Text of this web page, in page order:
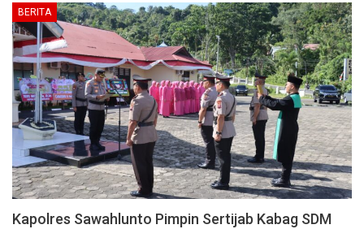
BERITA
Kapolres Sawahlunto Pimpin Sertijab Kabag SDM